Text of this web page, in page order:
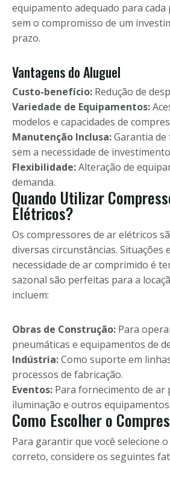
equipamento adequado para
sem o compromisso de um
prazo.
Vantagens do Aluguel
Custo-benefício: Redução de
Variedade de Equipamentos:
modelos e capacidades de
Manutenção Inclusa:Garantia
sem a necessidade de
Flexibilidade:Alteração de
demanda.
Quando Utilizar
Elétricos?
Os compressores de ar elétricos
diversas circunstâncias. Situações
necessidade de ar comprimido é
sazonal são perfeitas para a
incluem:
Obras de Construção: Para
pneumáticas e equipamentos de
Indústria:Como suporte em
processos de fabricação.
Eventos: Para fornecimento de ar
iluminação e outros equipamentos.
Como Escolher o
Para garantir que você selecione
correto, considere os seguintes